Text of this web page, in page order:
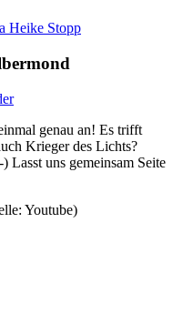
Heike Stopp
genau an! Es trifft
Krieger des Lichts?
Lasst uns gemeinsam Seite
Youtube)